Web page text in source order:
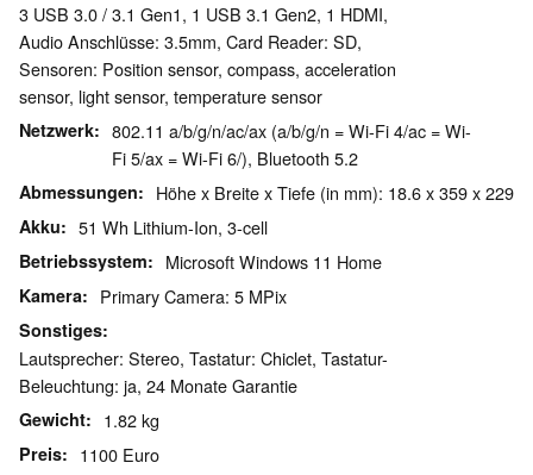
3 USB 3.0 / 3.1 Gen1, 1 USB 3.1 Gen2, 1 HDMI,
Audio Anschlüsse: 3.5mm, Card Reader: SD,
Sensoren: Position sensor, compass, acceleration
sensor, light sensor, temperature sensor
Netzwerk
802.11 a/b/g/n/ac/ax (a/b/g/n = Wi-Fi 4/ac = Wi-
Fi 5/ax = Wi-Fi 6/), Bluetooth 5.2
Abmessungen Höhe x Breite x Tiefe (in mm): 18.6 x 359 x 229
Akku 51 Wh Lithium-Ion, 3-cell
Betriebssystem Microsoft Windows 11 Home
Kamera Primary Camera: 5 MPix
Sonstiges
Lautsprecher: Stereo, Tastatur: Chiclet, Tastatur-
Beleuchtung: ja, 24 Monate Garantie
Gewicht 1.82 kg
Preis 1100 Euro